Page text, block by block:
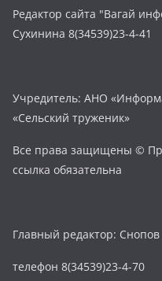
Редактор сайта "Вагай
Сухинина 8(34539)23-4-41
Учредитель: АНО
«Сельский труженик»
Все права защищены ©
ссылка обязательна
Главный редактор:
телефон 8(34539)23-4-70